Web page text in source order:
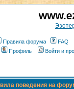
Правила форума FAQ
Профиль
Войти и
поведения на